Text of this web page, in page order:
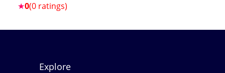
★0(0 ratings)
Explore